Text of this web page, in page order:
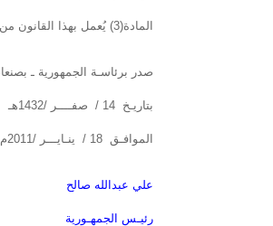
المادة(3) يُعمل بهذا القانون من تاريخ صدوره وينشر في الجريدة الرسمية.
صدر برئاسـة الجمهورية ـ
بتاريـخ 14 / صفــــر /1432هـ
الموافـق 18 / ينـايـــر /2011م
علي عبدالله صالح
رئيـس الجمهـورية